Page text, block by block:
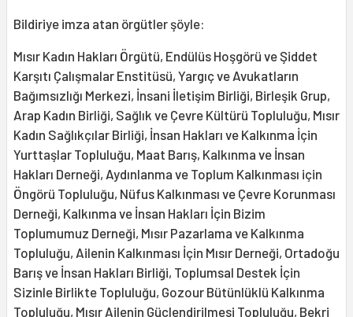
Bildiriye imza atan örgütler şöyle:
Mısır Kadın Hakları Örgütü, Endülüs Hoşgörü ve Şiddet
Karşıtı Çalışmalar Enstitüsü, Yargıç ve Avukatların
Bağımsızlığı Merkezi, İnsani İletişim Birliği, Birleşik Grup,
Arap Kadın Birliği, Sağlık ve Çevre Kültürü Topluluğu, Mısır
Kadın Sağlıkçılar Birliği, İnsan Hakları ve Kalkınma İçin
Yurttaşlar Topluluğu, Maat Barış, Kalkınma ve İnsan
Hakları Derneği, Aydınlanma ve Toplum Kalkınması için
Öngörü Topluluğu, Nüfus Kalkınması ve Çevre Korunması
Derneği, Kalkınma ve İnsan Hakları İçin Bizim
Toplumumuz Derneği, Mısır Pazarlama ve Kalkınma
Topluluğu, Ailenin Kalkınması İçin Mısır Derneği, Ortadoğu
Barış ve İnsan Hakları Birliği, Toplumsal Destek İçin
Sizinle Birlikte Topluluğu, Gozour Bütünlüklü Kalkınma
Topluluğu, Mısır Ailenin Güçlendirilmesi Topluluğu, Bekri